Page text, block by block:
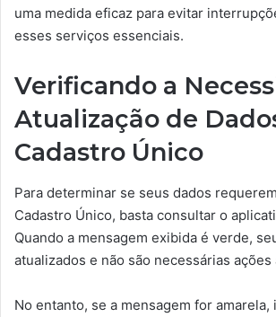
uma medida eficaz para evitar
esses serviços essenciais.
Verificando a
Atualização de
Cadastro Único
Para determinar se seus dados
Cadastro Único, basta consultar o
Quando a mensagem exibida é verde,
atualizados e não são necessárias ações
No entanto, se a mensagem for amarela,